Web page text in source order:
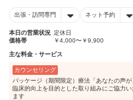
出張・訪問専門 ネット予約
本日の営業状況 定休日
価格帯
￥4,000〜￥9,900
主な料金・サービス
カウンセリング
パッケージ（期間限定）療法「あなたの声が
臨床的向上を目的とした取り組みにご協力
ます